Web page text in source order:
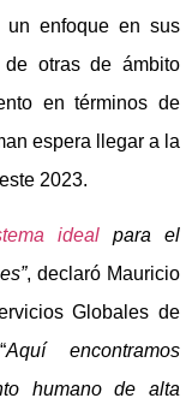
un enfoque en sus
de otras de ámbito
en términos de
espera llegar a la
2023.
ideal para el
, declaró Mauricio
Globales de
Aquí encontramos
humano de alta